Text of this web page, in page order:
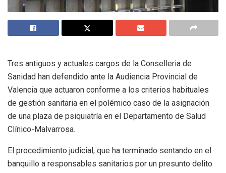
Tres antiguos y actuales cargos de la Conselleria de
Sanidad han defendido ante la Audiencia Provincial de
Valencia que actuaron conforme a los criterios habituales
de gestión sanitaria en el polémico caso de la asignación
de una plaza de psiquiatría en el Departamento de Salud
Clínico-Malvarrosa.
El procedimiento judicial, que ha terminado sentando en el
banquillo a responsables sanitarios por un presunto delito